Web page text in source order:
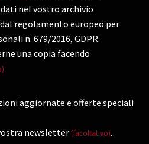
nel vostro archivio
regolamento europeo per
n. 679/2016, GDPR.
una copia facendo
aggiornate e offerte speciali
newsletter (facoltativo).